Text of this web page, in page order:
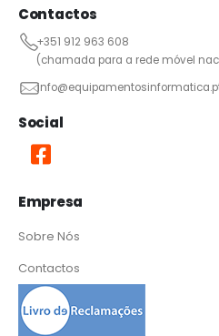
Contactos
+351 912 963 608
(chamada para a rede móvel
Social
Empresa
Sobre Nós
Contactos